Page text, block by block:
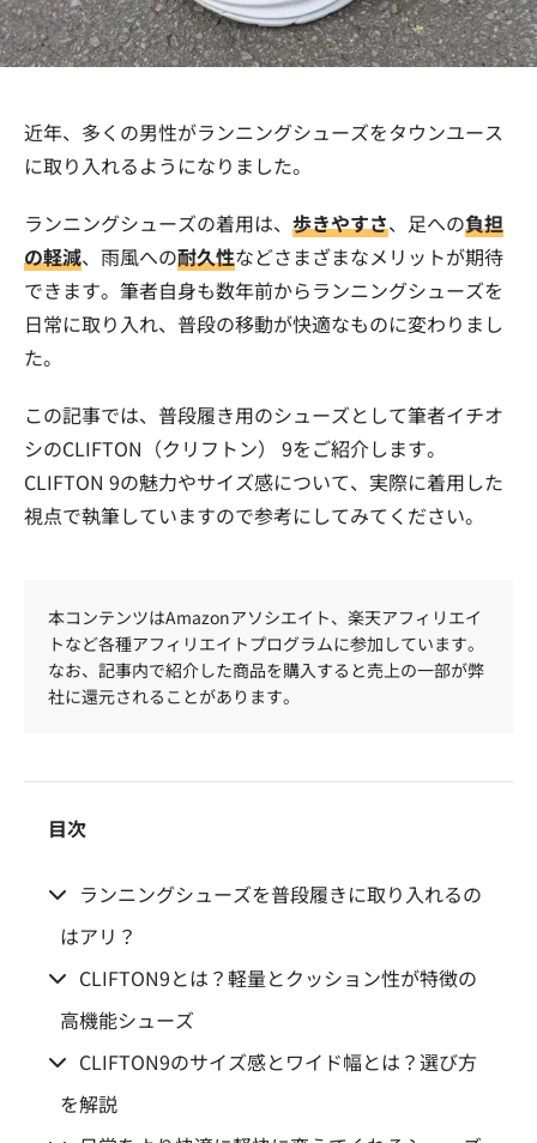
近年、多くの男性がランニングシューズをタウンユース
に取り入れるようになりました。
ランニングシューズの着用は、 歩きやすさ、足への負担
の軽減、雨風への耐久性などさまざまなメリットが期待
できます。筆者自身も数年前からランニングシューズを
日常に取り入れ、普段の移動が快適なものに変わりまし
た。
この記事では、普段履き用のシューズとして筆者イチオ
シのCLIFTON（クリフトン） 9をご紹介します。
CLIFTON 9の魅力やサイズ感について、実際に着用した
視点で執筆していますので参考にしてみてください。
本コンテンツはAmazonアソシエイト、楽天アフィリエイ
トなど各種アフィリエイトプログラムに参加しています。
なお、記事内で紹介した商品を購入すると売上の一部が弊
社に還元されることがあります。
目次
ランニングシューズを普段履きに取り入れるの
はアリ？
CLIFTON9とは？軽量とクッション性が特徴の
高機能シューズ
CLIFTON9のサイズ感とワイド幅とは？選び方
を解説